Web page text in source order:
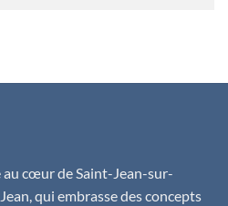
cœur de Saint-Jean-sur-
qui embrasse des concepts